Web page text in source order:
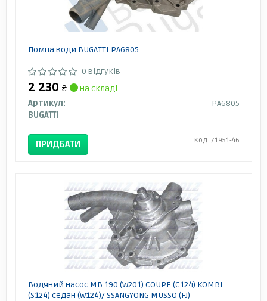
Помпа води BUGATTI PA6805
0 відгуків
2 230 ₴
на складі
Артикул:
PA6805
BUGATTI
ПРИДБАТИ Код: 71951-46
Водяний насос MB 190 (W201) COUPE (C124) KOMBI
(S124) седан (W124)/ SSANGYONG MUSSO (FJ)